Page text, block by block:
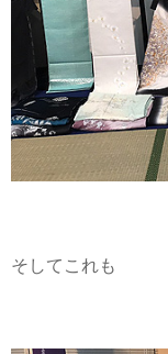
そしてこれも